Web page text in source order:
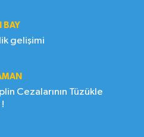
BAY
gelişimi
Cezalarının Tüzükle